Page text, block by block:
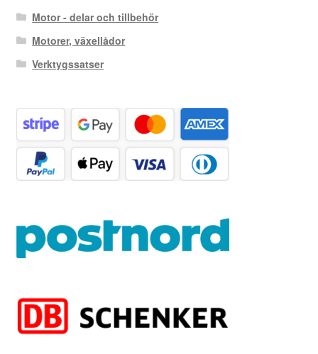
Motor - delar och tillbehör
Motorer, växellådor
Verktygssatser